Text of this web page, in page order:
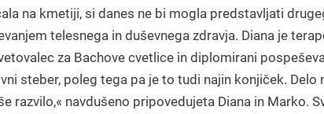
na kmetiji, si danes ne bi mogla predstavljati
telesnega in duševnega zdravja. Diana je
za Bachove cvetlice in diplomirani
steber, poleg tega pa je to tudi najin konjiček.
razvilo,« navdušeno pripovedujeta Diana in